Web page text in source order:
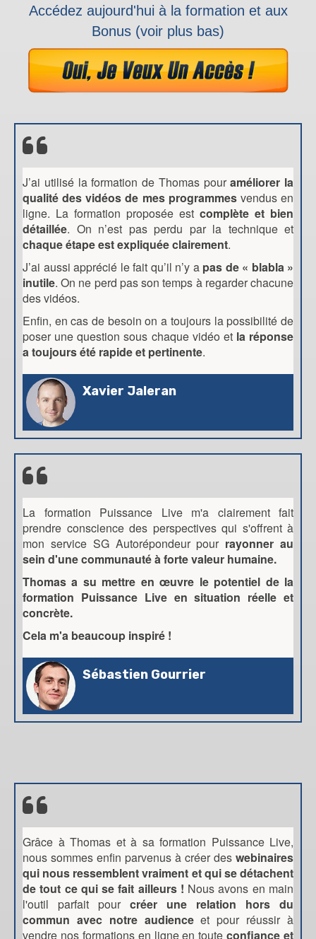
Accédez aujourd'hui à la formation et aux
Bonus (voir plus bas)
J’ai utilisé la formation de Thomas pouraméliorer la
qualité des vidéos de mes programmes vendus en
ligne. La formation proposée est complète et bien
détaillée. On n’est pas perdu par la technique et
chaque étape est expliquée clairement.
J’ai aussi apprécié le fait qu’il n’y a pas de « blabla »
inutile. On ne perd pas son temps à regarder chacune
des vidéos.
Enfin, en cas de besoin on a toujours la possibilité de
poser une question sous chaque vidéo et la réponse
a toujours été rapide et pertinente.
Xavier Jaleran
La formation Puissance Live m'a clairement fait
prendre conscience des perspectives qui s'offrent à
mon service SG Autorépondeur pour rayonner au
sein d'une communauté à forte valeur humaine.
Thomas a su mettre en œuvre le potentiel de la
formation Puissance Live en situation réelle et
concrète.
Cela m'a beaucoup inspiré !
Sébastien Gourrier
Grâce à Thomas et à sa formation Puissance Live,
nous sommes enfin parvenus à créer des webinaires
qui nous ressemblent vraiment et qui se détachent
de tout ce qui se fait ailleurs ! Nous avons en main
l'outil parfait pour créer une relation hors du
commun avec notre audienceet pour réussir à
vendre nos formations en ligne en touteconfiance et